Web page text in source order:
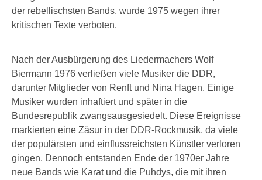
der rebellischsten Bands, wurde 1975 wegen ihrer
kritischen Texte verboten.
Nach der Ausbürgerung des Liedermachers Wolf
Biermann 1976 verließen viele Musiker die DDR,
darunter Mitglieder von Renft und Nina Hagen. Einige
Musiker wurden inhaftiert und später in die
Bundesrepublik zwangsausgesiedelt. Diese Ereignisse
markierten eine Zäsur in der DDR-Rockmusik, da viele
der populärsten und einflussreichsten Künstler verloren
gingen. Dennoch entstanden Ende der 1970er Jahre
neue Bands wie Karat und die Puhdys, die mit ihren